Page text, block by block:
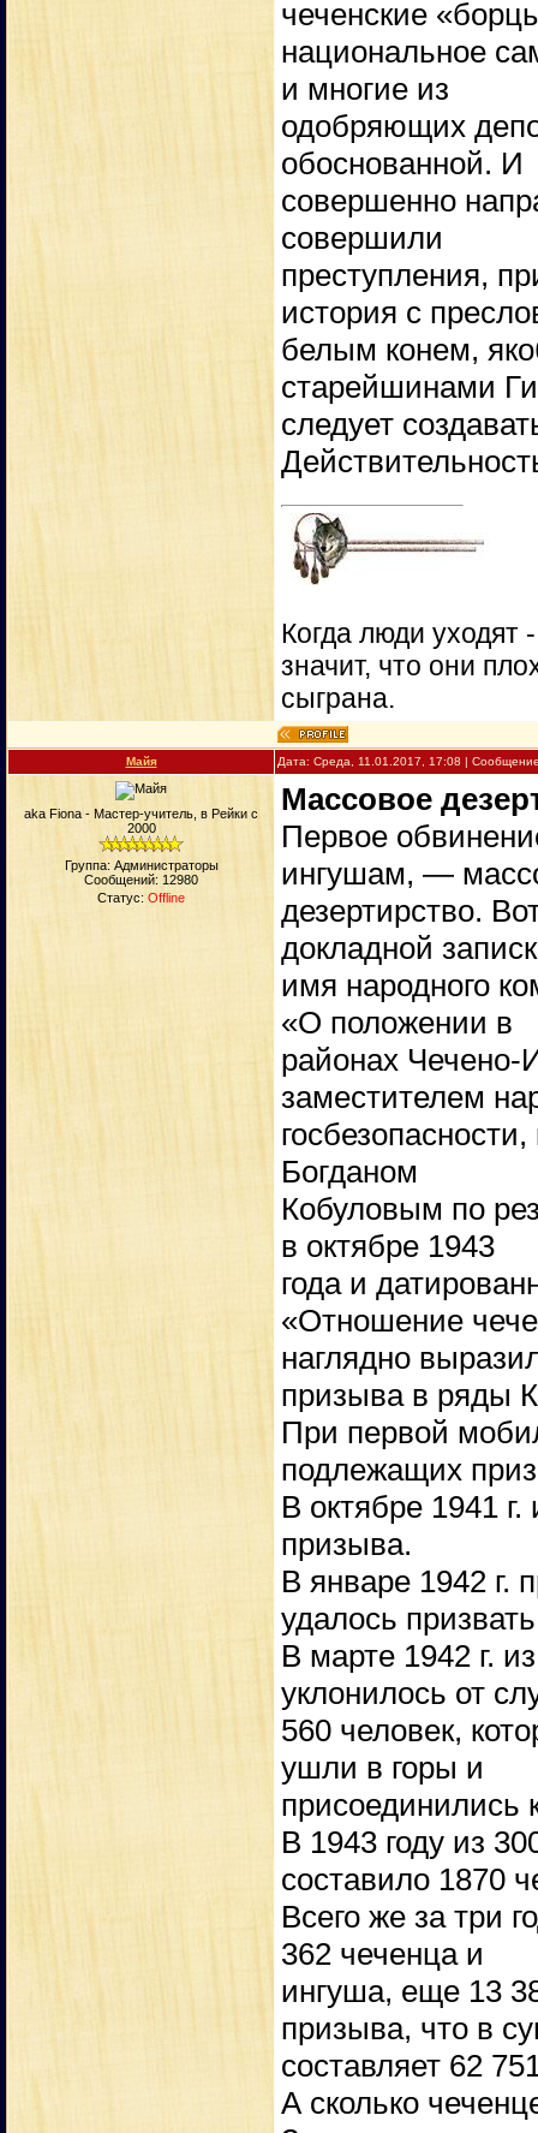
чеченские
национальное
и многие из
одобряющих
обоснованной. И
совершенно
совершили
преступления,
история с
белым конем,
старейшинами
следует
Когда люди уходят
значит, что они
сыграна.
Майя Дата: Среда, 11.01.2017, 17:08 |
aka Fiona - Мастер-учитель, в Рейки с
2000
Группа: Администраторы
Сообщений: 12980
Статус: Offline
Массовое
Первое
ингушам, —
дезертирство.
докладной
имя народного
«О положении в
районах Чечено-
заместителем
Богданом
Кобуловым по
в октябре 1943
года и
«Отношение
наглядно
призыва в ряды
При первой
подлежащих
В октябре 1941
призыва.
В январе 1942 г.
удалось
В марте 1942 г.
уклонилось от
560 человек,
ушли в горы и
присоединились
В 1943 году из
составило 1870
Всего же за три
362 чеченца и
ингуша, еще 13
призыва, что в
составляет 62
А сколько